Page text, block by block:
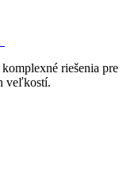
riešenia pre
veľkostí.